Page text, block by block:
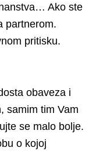
Ako ste
partnerom.
pritisku.
obaveza i
samim tim Vam
se malo bolje.
o kojoj